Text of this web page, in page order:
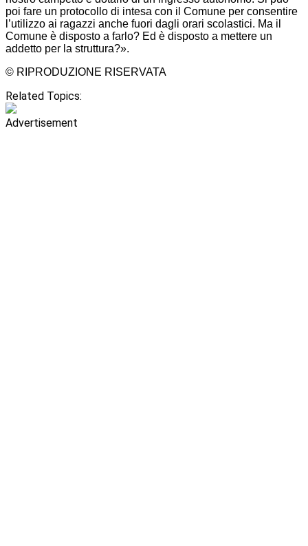
poi fare un protocollo di intesa con il Comune per consentire
l’utilizzo ai ragazzi anche fuori dagli orari scolastici. Ma il
Comune è disposto a farlo? Ed è disposto a mettere un
addetto per la struttura?».
© RIPRODUZIONE RISERVATA
Related Topics:
Advertisement